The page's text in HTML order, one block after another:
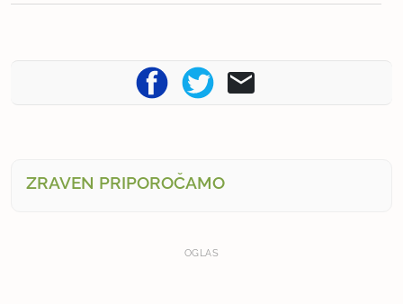
ZRAVEN PRIPOROČAMO
OGLAS